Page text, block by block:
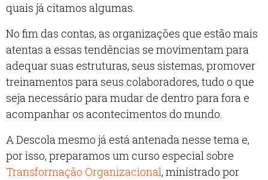
quais já citamos algumas.
No fim das contas, as organizações que estão mais
atentas a essas tendências se movimentam para
adequar suas estruturas, seus sistemas, promover
treinamentos para seus colaboradores, tudo o que
seja necessário para mudar de dentro para fora e
acompanhar os acontecimentos do mundo.
A Descola mesmo já está antenada nesse tema e,
por isso, preparamos um curso especial sobre
Transformação Organizacional, ministrado por